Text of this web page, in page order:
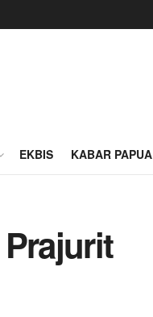
EKBIS KABAR PAPUA